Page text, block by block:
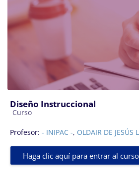
Diseño Instruccional
Categoría de cursos
Curso
Profesor: - INIPAC -, OLDAIR DE JESÚS
Haga clic aquí para entrar al curso